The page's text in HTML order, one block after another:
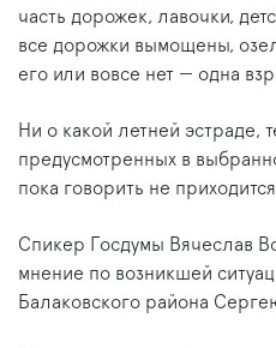
часть дорожек, лавочки,
все дорожки вымощены,
его или вовсе нет — одна
Ни о какой летней эстраде,
предусмотренных в
пока говорить не
Спикер Госдумы Вячеслав
мнение по возникшей
Балаковского района